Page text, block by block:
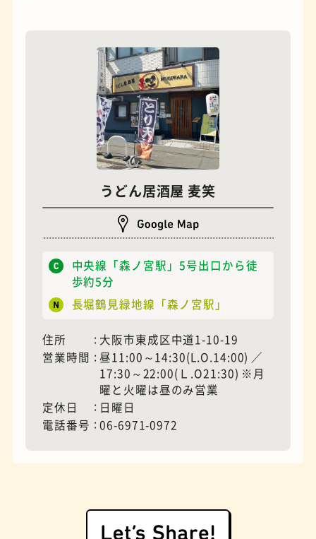
石窯ピザ
うどん居酒屋 麦笑
中央線「森ノ宮駅」5号出口から徒
歩約5分
長堀鶴見緑地線「森ノ宮駅」
住所
大阪市東成区中道1-10-19
営業時間
昼11:00～14:30(L.O.14:00) ／
17:30～22:00(Ｌ.O21:30) ※月
曜と火曜は昼のみ営業
定休日
日曜日
電話番号
06-6971-0972